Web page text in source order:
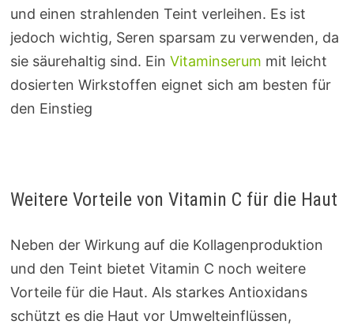
und einen strahlenden Teint verleihen. Es ist
jedoch wichtig, Seren sparsam zu verwenden, da
sie säurehaltig sind. Ein Vitaminserum mit leicht
dosierten Wirkstoffen eignet sich am besten für
den Einstieg
Weitere Vorteile von Vitamin C für die Haut
Neben der Wirkung auf die Kollagenproduktion
und den Teint bietet Vitamin C noch weitere
Vorteile für die Haut. Als starkes Antioxidans
schützt es die Haut vor Umwelteinflüssen,